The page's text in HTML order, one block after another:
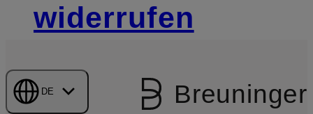
widerrufen
DE Breuninger